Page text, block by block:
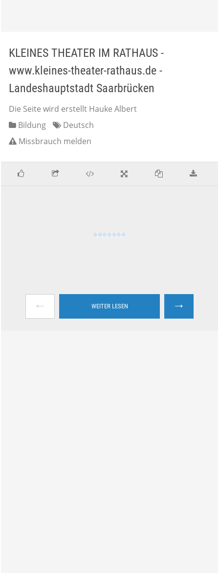
KLEINES THEATER IM RATHAUS -
www.kleines-theater-rathaus.de -
Landeshauptstadt Saarbrücken
Die Seite wird erstellt Hauke Albert
Bildung
Deutsch
Missbrauch melden
← WEITER LESEN →